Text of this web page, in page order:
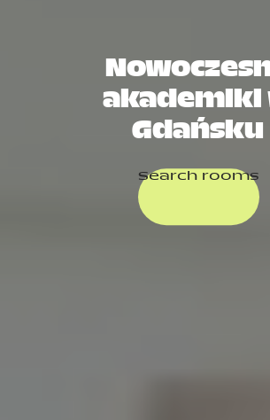
akademiki
Gdańsku
Search rooms